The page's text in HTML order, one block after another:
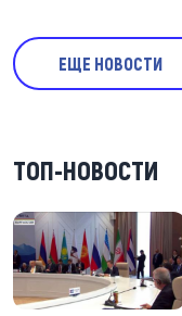
ЕЩЕ НОВОСТИ
ТОП-НОВОСТИ